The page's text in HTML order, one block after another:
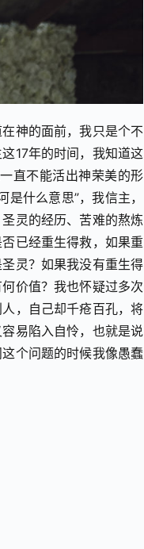
神的面前，我只是个不
17年的时间，我知道这
直不能活出神荣美的形
什么意思”，我信主，
灵的经历、苦难的熬炼
已经重生得救，如果重
灵？如果我没有重生得
价值？我也怀疑过多次
，自己却千疮百孔，将
易陷入自怜，也就是说
个问题的时候我像愚蠢